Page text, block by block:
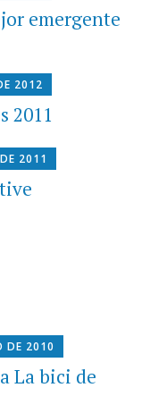
emergente
2012
2011
2011
DE 2010
La bici de